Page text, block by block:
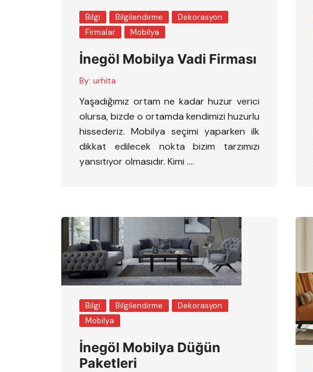
Bilgi Bilgilendirme
Dekorasyon
Firmalar
Mobilya
İnegöl Mobilya Vadi Firması
By: urhita
Yaşadığımız ortam ne kadar huzur verici
olursa, bizde o ortamda kendimizi huzurlu
hissederiz. Mobilya seçimi yaparken ilk
dikkat edilecek nokta bizim tarzımızı
yansıtıyor olmasıdır. Kimi ….
Bilgi Bilgilendirme
Dekorasyon
Mobilya
İnegöl Mobilya Düğün
Paketleri